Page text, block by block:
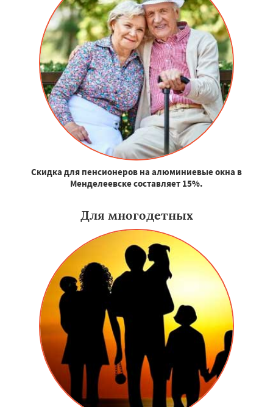
Скидка для пенсионеров на алюминиевые окна в
Менделеевске составляет 15%.
Для многодетных